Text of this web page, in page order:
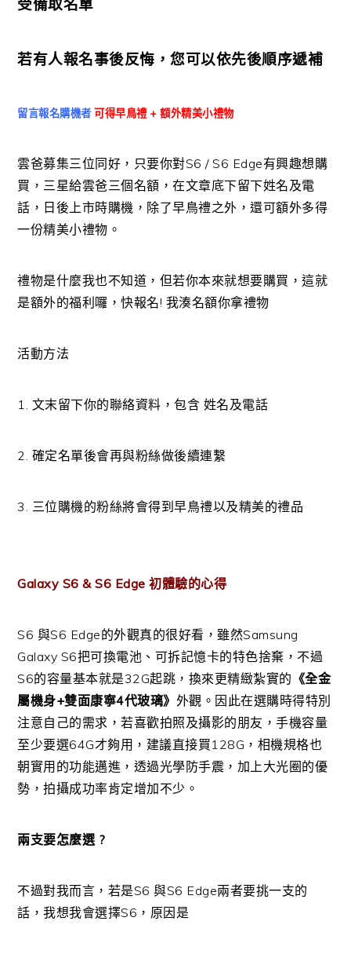
若有人報名事後反悔，您可以依先後順序遞補
留言報名購機者 可得早鳥禮 + 額外精美小禮物
雲爸募集三位同好，只要你對S6 / S6 Edge有興趣想購
買，三星給雲爸三個名額，在文章底下留下姓名及電
話，日後上市時購機，除了早鳥禮之外，還可額外多得
一份精美小禮物。
禮物是什麼我也不知道，但若你本來就想要購買，這就
是額外的福利囉，快報名! 我湊名額你拿禮物
活動方法
1. 文末留下你的聯絡資料，包含 姓名及電話
2. 確定名單後會再與粉絲做後續連繫
3. 三位購機的粉絲將會得到早鳥禮以及精美的禮品
Galaxy S6 & S6 Edge 初體驗的心得
S6 與S6 Edge的外觀真的很好看，雖然Samsung
Galaxy S6把可換電池、可拆記憶卡的特色捨棄，不過
S6的容量基本就是32G起跳，換來更精緻紮實的 《全金
屬機身+雙面康寧4代玻璃》 外觀。因此在選購時得特別
注意自己的需求，若喜歡拍照及攝影的朋友，手機容量
至少要選64G才夠用，建議直接買128G，相機規格也
朝實用的功能邁進，透過光學防手震，加上大光圈的優
勢，拍攝成功率肯定增加不少。
兩支要怎麼選 ?
不過對我而言，若是S6 與S6 Edge兩者要挑一支的
話，我想我會選擇S6，原因是